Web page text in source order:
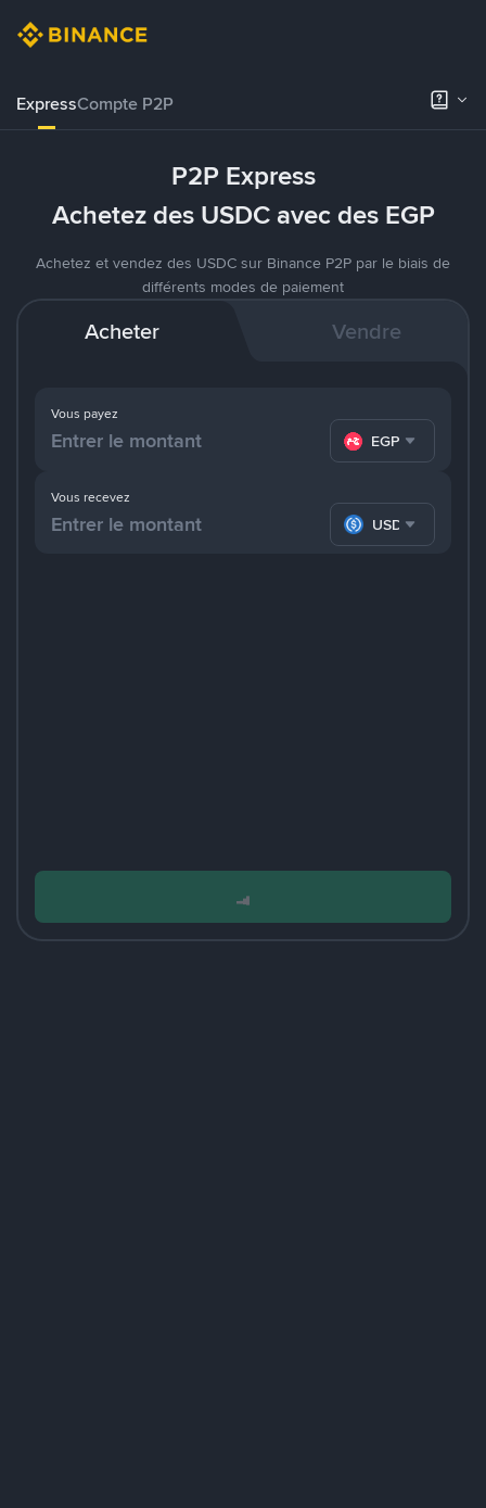
ExpressCompte P2P
P2P Express
Achetez des USDC avec des EGP
Achetez et vendez des USDC sur Binance P2P par le biais de
différents modes de paiement
Acheter Vendre
Vous payez
EGP
Vous recevez
USDC